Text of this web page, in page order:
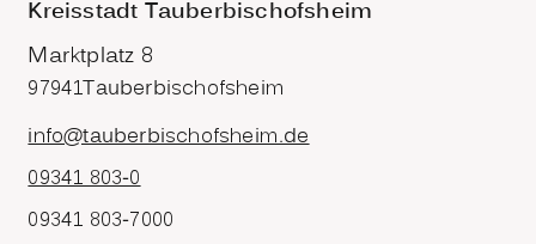
Kreisstadt Tauberbischofsheim
Marktplatz 8
97941Tauberbischofsheim
info@tauberbischofsheim.de
09341 803-0
09341 803-7000